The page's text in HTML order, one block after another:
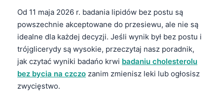
Od 11 maja 2026 r. badania lipidów bez postu są
powszechnie akceptowane do przesiewu, ale nie są
idealne dla każdej decyzji. Jeśli wynik był bez postu i
trójglicerydy są wysokie, przeczytaj nasz poradnik,
jak czytać wyniki badańo krwi badaniu cholesterolu
bez bycia na czczo zanim zmienisz leki lub ogłosisz
zwycięstwo.